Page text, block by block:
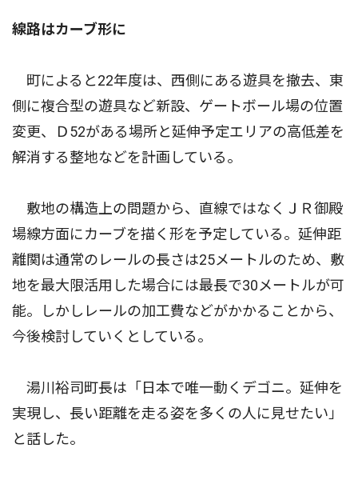
線路はカーブ形に
町によると22年度は、西側にある遊具を撤去、東
側に複合型の遊具など新設、ゲートボール場の位置
変更、Ｄ52がある場所と延伸予定エリアの高低差を
解消する整地などを計画している。
敷地の構造上の問題から、直線ではなくＪＲ御殿
場線方面にカーブを描く形を予定している。延伸距
離関は通常のレールの長さは25メートルのため、敷
地を最大限活用した場合には最長で30メートルが可
能。しかしレールの加工費などがかかることから、
今後検討していくとしている。
湯川裕司町長は「日本で唯一動くデゴニ。延伸を
実現し、長い距離を走る姿を多くの人に見せたい」
と話した。